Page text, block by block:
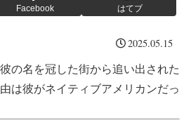
Facebook はてブ
2025.05.15
の名を冠した街から追い出された
は彼がネイティブアメリカンだっ